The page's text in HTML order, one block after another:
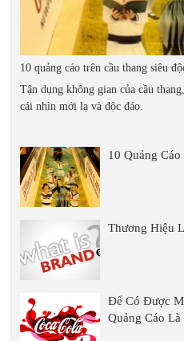
10 quảng cáo trên cầu thang siêu
Tận dụng không gian của cầu
cái nhìn mới lạ và độc đáo.
10 Quảng
Thương Hiệu
Để Có Được
Quảng Cáo